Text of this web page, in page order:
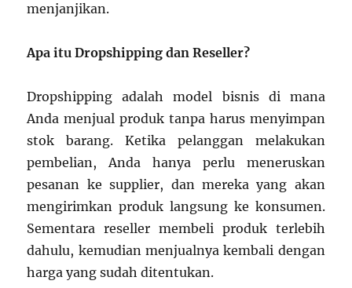
menjanjikan.
Apa itu Dropshipping dan Reseller?
Dropshipping adalah model bisnis di mana
Anda menjual produk tanpa harus menyimpan
stok barang. Ketika pelanggan melakukan
pembelian, Anda hanya perlu meneruskan
pesanan ke supplier, dan mereka yang akan
mengirimkan produk langsung ke konsumen.
Sementara reseller membeli produk terlebih
dahulu, kemudian menjualnya kembali dengan
harga yang sudah ditentukan.